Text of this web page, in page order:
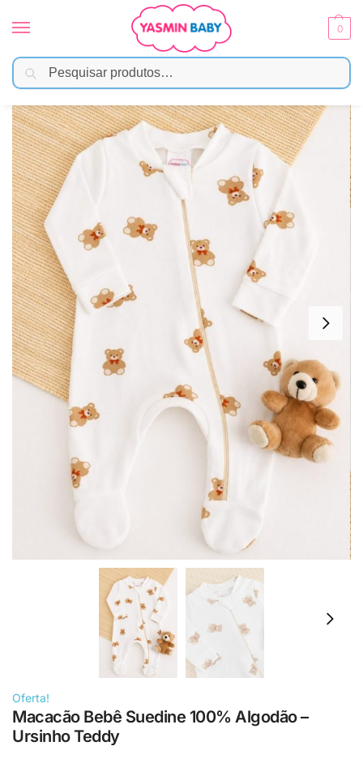
0
Início Moda Bebê / Menina / Macacão Bebê Suedine 100% Algodão – Ursinho Teddy
Oferta!
Macacão Bebê Suedine 100% Algodão –
Ursinho Teddy